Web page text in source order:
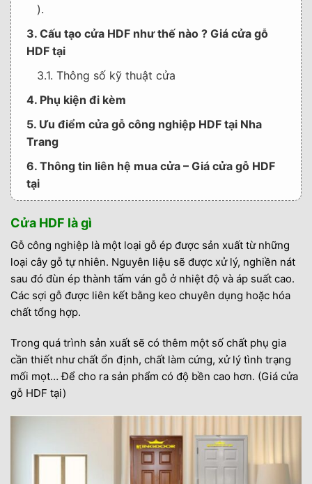
).
3. Cấu tạo cửa HDF như thế nào ? Giá cửa gỗ
HDF tại
3.1. Thông số kỹ thuật cửa
4. Phụ kiện đi kèm
5. Ưu điểm cửa gỗ công nghiệp HDF tại Nha
Trang
6. Thông tin liên hệ mua cửa – Giá cửa gỗ HDF
tại
Cửa HDF là gì
Gỗ công nghiệp là một loại gỗ ép được sản xuất từ những
loại cây gỗ tự nhiên. Nguyên liệu sẽ được xử lý, nghiền nát
sau đó đùn ép thành tấm ván gỗ ở nhiệt độ và áp suất cao.
Các sợi gỗ được liên kết bằng keo chuyên dụng hoặc hóa
chất tổng hợp.
Trong quá trình sản xuất sẽ có thêm một số chất phụ gia
cần thiết như chất ổn định, chất làm cứng, xử lý tình trạng
mối mọt… Để cho ra sản phẩm có độ bền cao hơn. (Giá cửa
gỗ HDF tại)